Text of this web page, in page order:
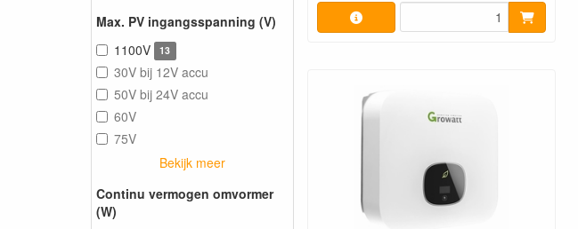
Max. PV ingangsspanning (V)
1100V
13
30V bij 12V accu
50V bij 24V accu
60V
75V
Bekijk meer
Continu vermogen omvormer
(W)